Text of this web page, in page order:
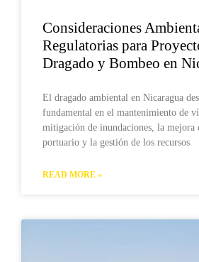
Consideraciones
Regulatorias para
Dragado y Bombeo en
El dragado ambiental en Nicaragua
fundamental en el mantenimiento de
mitigación de inundaciones, la mejora
portuario y la gestión de los recursos
READ MORE »